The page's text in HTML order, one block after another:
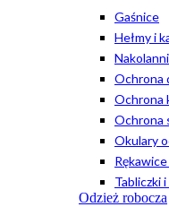
Gaśnice
Hełmy i
Ochrona
Ochrona
Ochrona
Okulary
Tabliczki
Odzież robocza